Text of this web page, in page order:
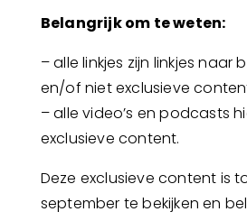
Belangrijk om te weten:
– alle linkjes zijn linkjes naar
en/of niet exclusieve
– alle video’s en podcasts
exclusieve content.
Deze exclusieve content is
september te bekijken en